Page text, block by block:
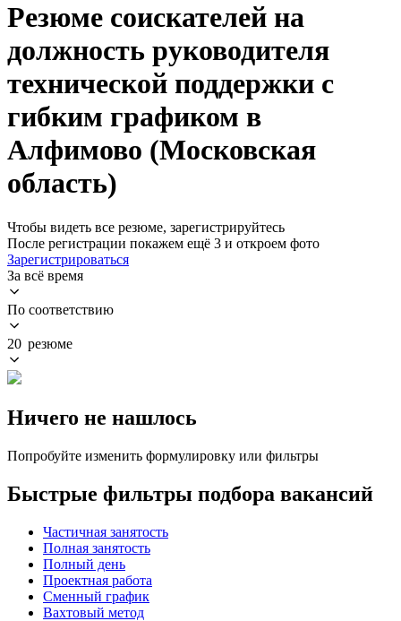
Резюме соискателей на
должность руководителя
технической поддержки с
гибким графиком в
Алфимово (Московская
область)
Чтобы видеть все резюме, зарегистрируйтесь
После регистрации покажем ещё 3 и откроем фото
Зарегистрироваться
За всё время
По соответствию
20 резюме
Ничего не нашлось
Попробуйте изменить формулировку или фильтры
Быстрые фильтры подбора вакансий
Частичная занятость
Полная занятость
Полный день
Проектная работа
Сменный график
Вахтовый метод